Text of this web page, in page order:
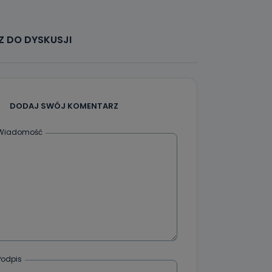
ze
DO DYSKUSJI
DODAJ SWÓJ KOMENTARZ